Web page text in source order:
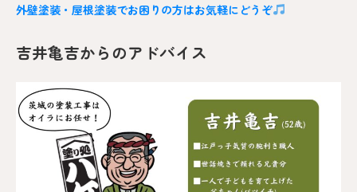
外壁塗装・屋根塗装でお困りの方はお気軽にどうぞ
吉井亀吉からのアドバイス